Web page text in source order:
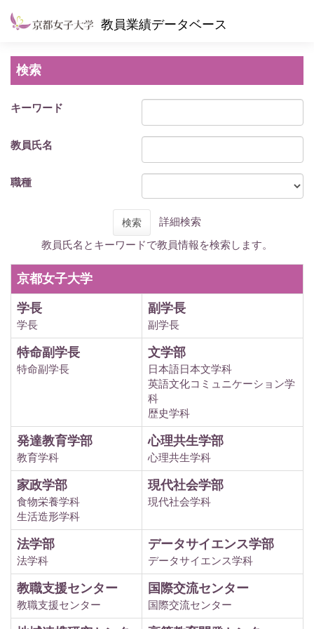
教員業績データベース
検索
キーワード
教員氏名
職種
検索
詳細検索
教員氏名とキーワードで教員情報を検索します。
京都女子大学
学長
学長
副学長
副学長
特命副学長
特命副学長
文学部
日本語日本文学科
英語文化コミュニケーション学
科
歴史学科
発達教育学部
教育学科
心理共生学部
心理共生学科
家政学部
食物栄養学科
生活造形学科
現代社会学部
現代社会学科
法学部
法学科
データサイエンス学部
データサイエンス学科
教職支援センター
教職支援センター
国際交流センター
国際交流センター